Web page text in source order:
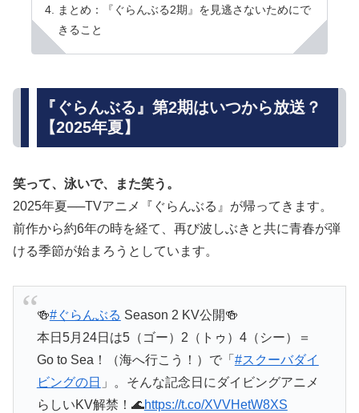
まとめ：『ぐらんぶる2期』を見逃さないためにで
きること
『ぐらんぶる』第2期はいつから放送？
【2025年夏】
笑って、泳いで、また笑う。
2025年夏──TVアニメ『ぐらんぶる』が帰ってきます。
前作から約6年の時を経て、再び波しぶきと共に青春が弾
ける季節が始まろうとしています。
🍻#ぐらんぶる Season 2 KV公開🍻
本日5月24日は5（ゴー）2（トゥ）4（シー）＝
Go to Sea！（海へ行こう！）で「 #スクーバダイ
ビングの日 」。そんな記念日にダイビングアニメ
らしいKV解禁！🌊https://t.co/XVVHetW8XS